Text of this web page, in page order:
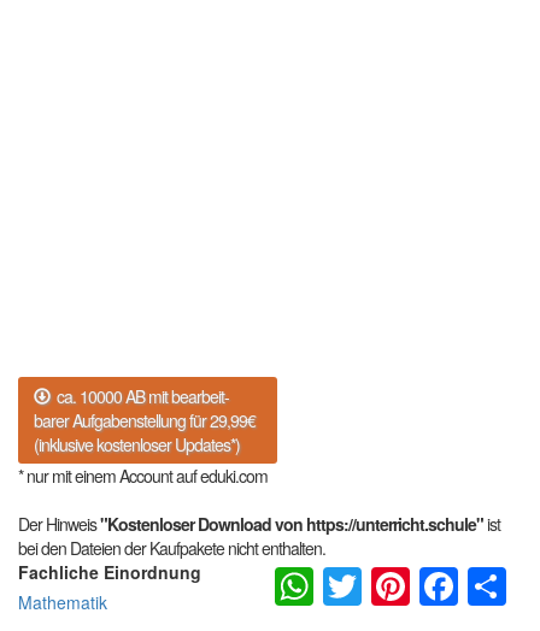
ca. 10000 AB mit bearbeit-
barer Aufgabenstellung für 29,99€
(inklusive kostenloser Updates*)
* nur mit einem Account auf eduki.com
Der Hinweis"Kostenloser Download von https://unterricht.schule"ist
bei den Dateien der Kaufpakete nicht enthalten.
Fachliche Einordnung
Mathematik
WhatsApp
Twitter